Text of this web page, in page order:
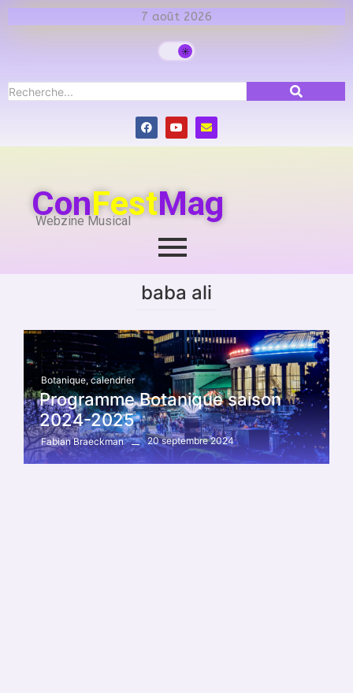
7 août 2026
ConFestMag
Webzine Musical
baba ali
Botanique, calendrier
Programme Botanique saison
2024-2025
Fabian Braeckman 20 septembre 2024